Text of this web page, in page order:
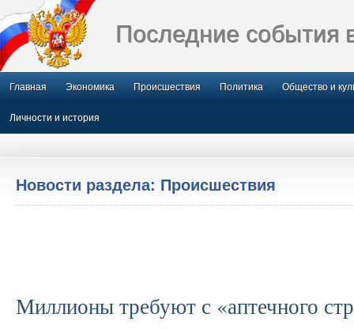
Последние события
Главная Экономика Происшествия Политика Общество и
Личности и история
Новости раздела: Происшествия
Миллионы требуют с «аптечного